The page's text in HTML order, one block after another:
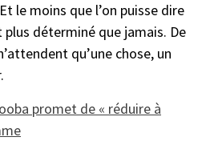
le moins que l’on puisse dire
plus déterminé que jamais. De
qu’une chose, un
promet de « réduire à